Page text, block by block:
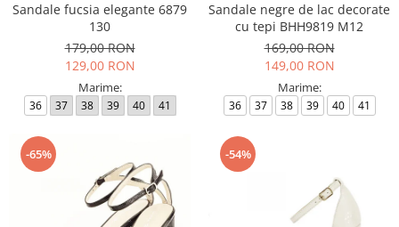
Sandale fucsia elegante 6879
130
179,00 RON
129,00 RON
Marime:
36 37 38 39 40 41
Sandale negre de lac decorate
cu tepi BHH9819 M12
169,00 RON
149,00 RON
Marime:
36 37 38 39 40 41
-65% -54%